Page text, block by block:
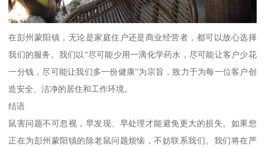
在彭州蒙阳镇，无论是家庭住户还是商业经营者，都可以放心选择
我们的服务。我们以“尽可能少用一滴化学药水，尽可能让客户少花
一分钱，尽可能让我们多一份健康”为宗旨，致力于为每一位客户创
造安全、洁净的居住和工作环境。
结语
鼠害问题不可忽视，早发现、早处理才能避免更大的损失。如果您
正在为彭州蒙阳镇的除老鼠问题烦恼，不妨联系我们。我们将在严